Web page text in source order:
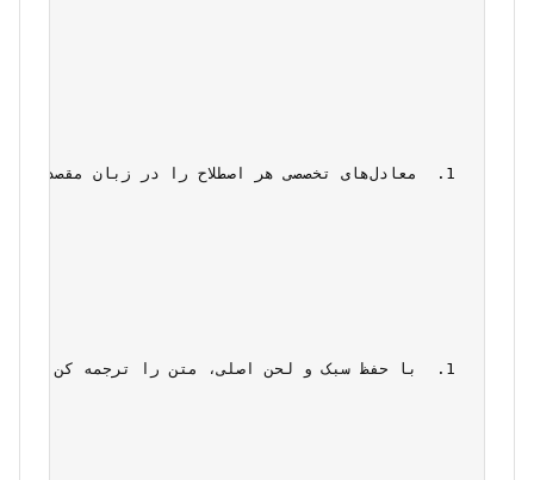
معادل‌های تخصصی هر اصطلاح را در زبان مقصد مشخص کن
با حفظ سبک و لحن اصلی، متن را ترجمه کن